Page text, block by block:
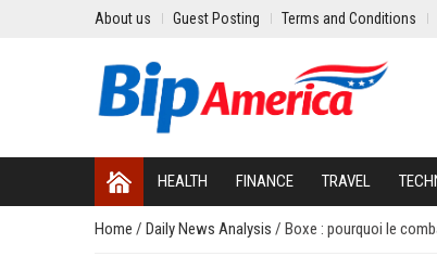
About us Guest Posting Terms and Conditions
HEALTH FINANCE TRAVEL
Home / Daily News Analysis / Boxe : pourquoi le